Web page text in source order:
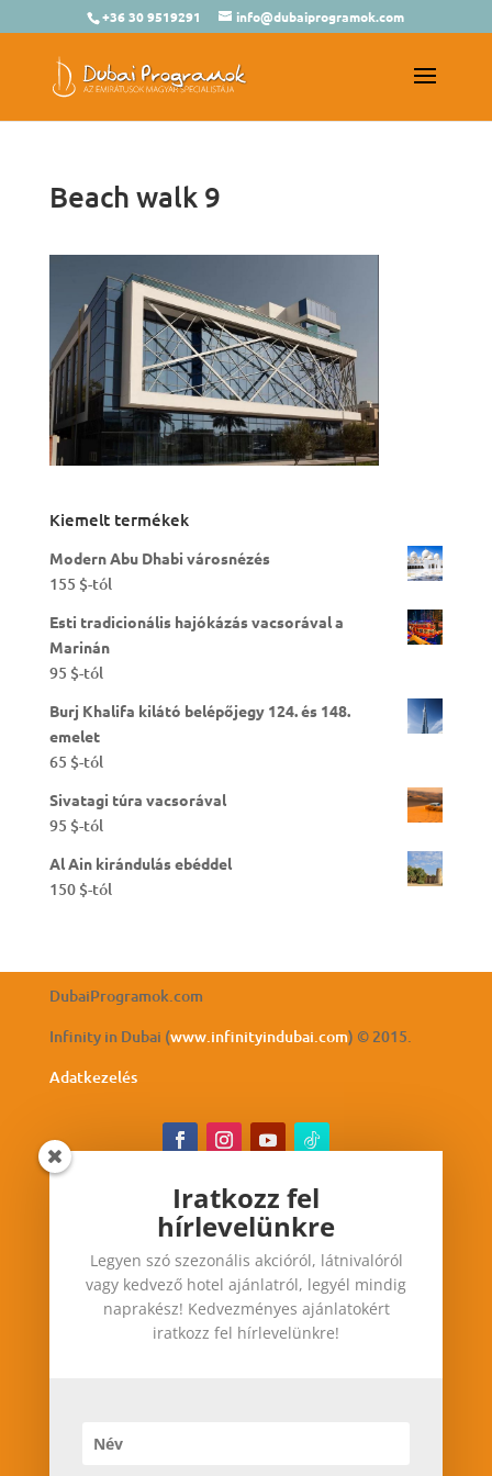
+36 30 9519291 info@dubaiprogramok.com
Beach walk 9
Kiemelt termékek
Modern Abu Dhabi városnézés
155 $-tól
Esti tradicionális hajókázás vacsorával a
Marinán
95 $-tól
Burj Khalifa kilátó belépőjegy 124. és 148.
emelet
65 $-tól
Sivatagi túra vacsorával
95 $-tól
Al Ain kirándulás ebéddel
150 $-tól
DubaiProgramok.com
Infinity in Dubai (www.infinityindubai.com) © 2015.
Adatkezelés
Iratkozz fel hírlevelünkre
Legyen szó szezonális akcióról, látnivalóról vagy
kedvező hotel ajánlatról, legyél mindig
naprakész! Kedvezményes ajánlatokért iratkozz
Iratkozz fel
hírlevelünkre
Legyen szó szezonális akcióról, látnivalóról
vagy kedvező hotel ajánlatról, legyél mindig
naprakész! Kedvezményes ajánlatokért
iratkozz fel hírlevelünkre!